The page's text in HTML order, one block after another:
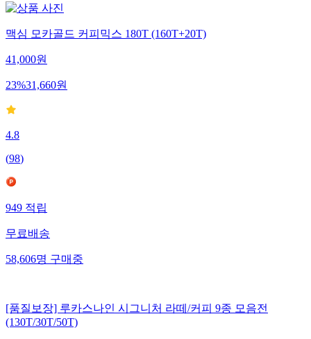
맥심 모카골드 커피믹스 180T (160T+20T)
41,000원
23%31,660원
4.8
(98)
949 적립
무료배송
58,606명 구매중
[품질보장] 루카스나인 시그니처 라떼/커피 9종 모음전
(130T/30T/50T)